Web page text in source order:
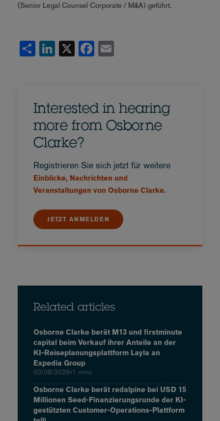
(Senior Legal Counsel Corporate / M&A) geführt.
Share
LinkedIn
X Facebook
Interested in hearing
more from Osborne
Clarke?
Registrieren Sie sich jetzt für weitere
Einblicke, Nachrichten und
Veranstaltungen von Osborne Clarke.
JETZT ANMELDEN
Related articles
Osborne Clarke berät M13 und firstminute
capital beim Verkauf ihrer Anteile an der
KI-Reiseplanungsplattform Layla an
Expedia Group
03/08/2026•1 mins
Osborne Clarke berät redalpine bei USD 15
Millionen Seed-Finanzierungsrunde der KI-
gestützten Customer-Operations-Plattform